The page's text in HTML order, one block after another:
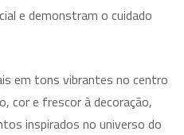
e demonstram o cuidado
em tons vibrantes no centro
cor e frescor à decoração,
inspirados no universo do